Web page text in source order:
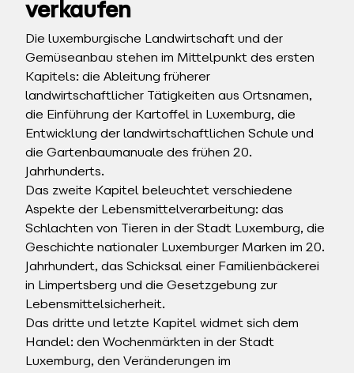
verkaufen
Die luxemburgische Landwirtschaft und der
Gemüseanbau stehen im Mittelpunkt des ersten
Kapitels: die Ableitung früherer
landwirtschaftlicher Tätigkeiten aus Ortsnamen,
die Einführung der Kartoffel in Luxemburg, die
Entwicklung der landwirtschaftlichen Schule und
die Gartenbaumanuale des frühen 20.
Jahrhunderts.
Das zweite Kapitel beleuchtet verschiedene
Aspekte der Lebensmittelverarbeitung: das
Schlachten von Tieren in der Stadt Luxemburg, die
Geschichte nationaler Luxemburger Marken im 20.
Jahrhundert, das Schicksal einer Familienbäckerei
in Limpertsberg und die Gesetzgebung zur
Lebensmittelsicherheit.
Das dritte und letzte Kapitel widmet sich dem
Handel: den Wochenmärkten in der Stadt
Luxemburg, den Veränderungen im